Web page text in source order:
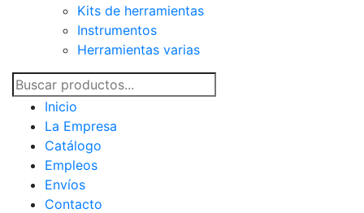
Kits de herramientas
Instrumentos
Herramientas varias
Inicio
La Empresa
Catálogo
Empleos
Envíos
Contacto